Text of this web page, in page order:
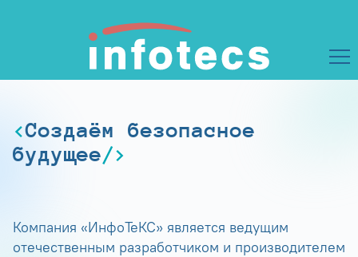
Создаём безопасное
будущее
Компания «ИнфоТеКС» является ведущим
отечественным разработчиком и производителем